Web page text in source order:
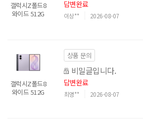
갤럭시Z폴드8
와이드 512G
답변완료
이상** 2026-08-07
갤럭시Z폴드8
와이드 512G
상품 문의
비밀글입니다.
답변완료
최영** 2026-08-07